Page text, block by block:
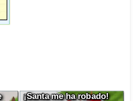
¡Santa me ha robado!